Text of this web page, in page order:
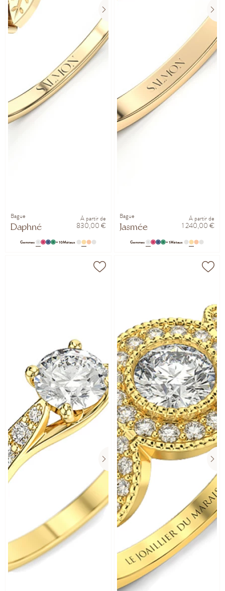
Bague
Daphné
À partir de
830,00 €
Gemmes + 10Métaux
Bague
Jasmée
À partir de
1 240,00 €
Gemmes + 1Métaux